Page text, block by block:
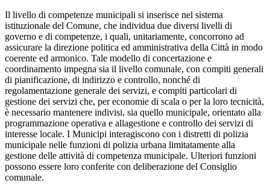
Il livello di competenze municipali si inserisce nel sistema
istituzionale del Comune, che individua due diversi livelli di
governo e di competenze, i quali, unitariamente, concorrono ad
assicurare la direzione politica ed amministrativa della Città in modo
coerente ed armonico. Tale modello di concertazione e
coordinamento impegna sia il livello comunale, con compiti generali
di pianificazione, di indirizzo e controllo, nonché di
regolamentazione generale dei servizi, e compiti particolari di
gestione dei servizi che, per economie di scala o per la loro tecnicità,
è necessario mantenere indivisi, sia quello municipale, orientato alla
programmazione operativa e allagestione e controllo dei servizi di
interesse locale. I Municipi interagiscono con i distretti di polizia
municipale nelle funzioni di polizia urbana limitatamente alla
gestione delle attività di competenza municipale. Ulteriori funzioni
possono essere loro conferite con deliberazione del Consiglio
comunale.